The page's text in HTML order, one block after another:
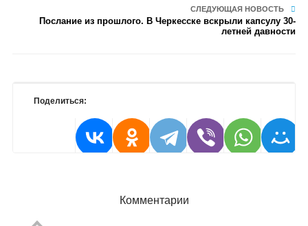
СЛЕДУЮЩАЯ НОВОСТЬ
Послание из прошлого. В Черкесске вскрыли капсулу 30-
летней давности
Поделиться:
Комментарии